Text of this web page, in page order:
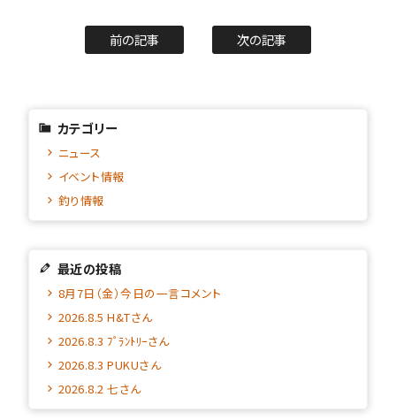
前の記事 次の記事
カテゴリー
ニュース
イベント情報
釣り情報
最近の投稿
8月7日（金）今日の一言コメント
2026.8.5 H&Tさん
2026.8.3 ﾌﾟﾗﾝﾄﾘｰさん
2026.8.3 PUKUさん
2026.8.2 七さん